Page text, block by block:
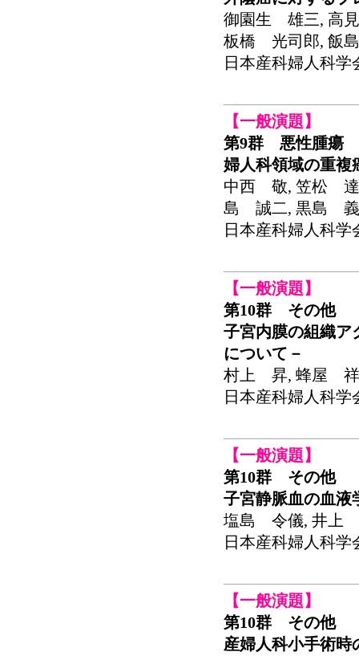
御園生 雄三, 高
板橋 光司郎, 飯
日本産科婦人科学
【一般演題】
第9群 悪性腫瘍
婦人科領域の重複
中西 敬, 笠松
島 誠二, 黒島
日本産科婦人科学
【一般演題】
第10群 その他
子宮内膜の組織ア
について－
村上 昇, 蜂屋
日本産科婦人科学
【一般演題】
第10群 その他
子宮静脈血の血液
塩島 令儀, 井上
日本産科婦人科学
【一般演題】
第10群 その他
産婦人科小手術時